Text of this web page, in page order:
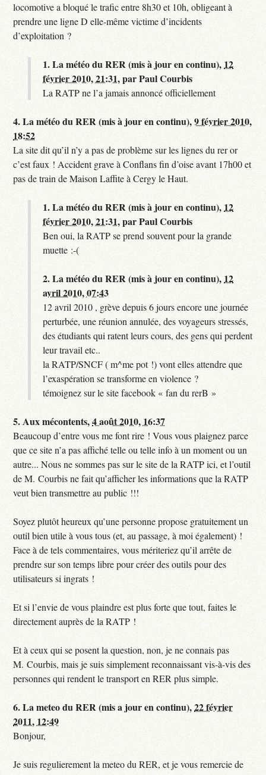
locomotive a bloqué le trafic entre 8h30 et 10h, obligeant à
prendre une ligne D elle-même victime d’incidents
d’exploitation ?
1.La météo du RER (mis à jour en continu), 12
février 2010, 21:31,parPaul Courbis
La RATP ne l’a jamais annoncé officiellement
4.La météo du RER (mis à jour en continu),9 février 2010,
18:52
La site dit qu’il n’y a pas de problème sur les lignes du rer or
c’est faux ! Accident grave à Conflans fin d’oise avant 17h00 et
pas de train de Maison Laffite à Cergy le Haut.
1.La météo du RER (mis à jour en continu), 12
février 2010, 21:31,parPaul Courbis
Ben oui, la RATP se prend souvent pour la grande
muette :-(
2.La météo du RER (mis à jour en continu), 12
avril 2010, 07:43
12 avril 2010 , grève depuis 6 jours encore une journée
perturbée, une réunion annulée, des voyageurs stressés,
des étudiants qui ratent leurs cours, des gens qui perdent
leur travail etc..
la RATP/SNCF ( m^me pot !) vont elles attendre que
l’exaspération se transforme en violence ?
témoignez sur le site facebook « fan du rerB »
5.Aux mécontents,4 août 2010, 16:37
Beaucoup d’entre vous me font rire ! Vous vous plaignez parce
que ce site n’a pas affiché telle ou telle info à un moment ou un
autre... Nous ne sommes pas sur le site de la RATP ici, et l’outil
de M. Courbis ne fait qu’afficher les informations que la RATP
veut bien transmettre au public !!!
Soyez plutôt heureux qu’une personne propose gratuitement un
outil bien utile à vous tous (et, au passage, à moi également) !
Face à de tels commentaires, vous mériteriez qu’il arrête de
prendre sur son temps libre pour créer des outils pour des
utilisateurs si ingrats !
Et si l’envie de vous plaindre est plus forte que tout, faites le
directement auprès de la RATP !
Et à ceux qui se posent la question, non, je ne connais pas
M. Courbis, mais je suis simplement reconnaissant vis-à-vis des
personnes qui rendent le transport en RER plus simple.
6.La meteo du RER (mis a jour en continu),22 février
2011, 12:49
Bonjour,
Je suis regulierement la meteo du RER, et je vous remercie de